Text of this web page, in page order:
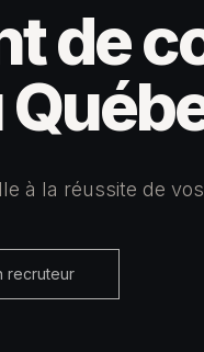
de
à la réussite de
recruteur